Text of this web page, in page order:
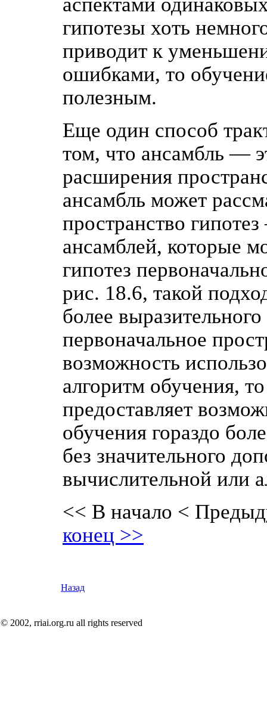
гипотезы хоть
приводит к
ошибками, то
полезным.
Еще один способ
том, что ансамбль —
расширения
ансамбль может
пространство
ансамблей, которые
гипотез
рис. 18.6, такой
более
первоначальное
возможность
алгоритм обучения,
предоставляет
обучения гораздо
без значительного
вычислительной или
<< В начало <
конец >>
Назад
© 2002, rriai.org.ru all rights reserved